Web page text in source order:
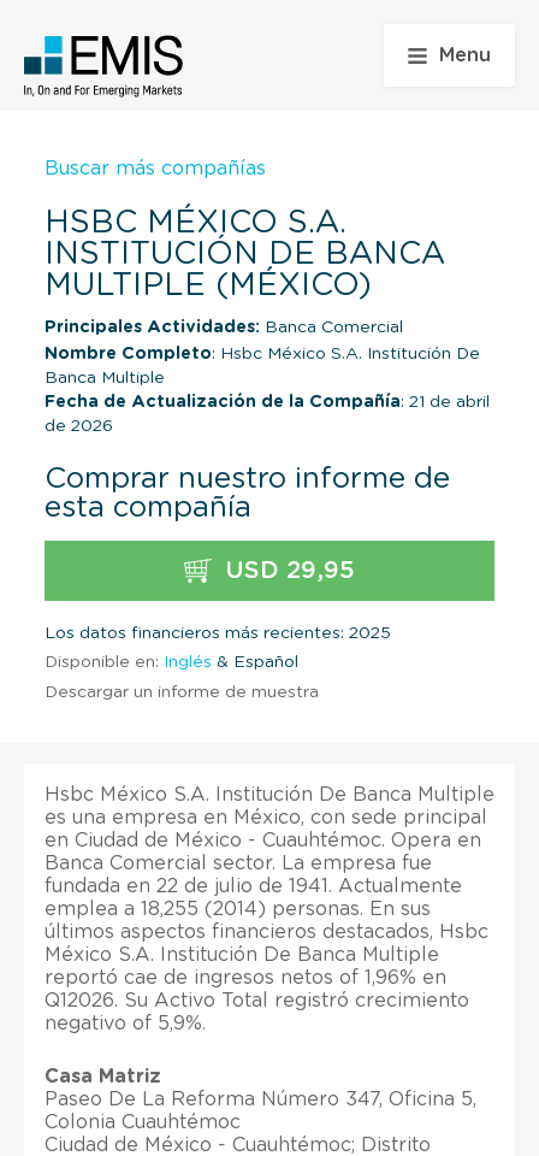
Menu
Buscar más compañías
HSBC MÉXICO S.A.
INSTITUCIÓN DE BANCA
MULTIPLE (MÉXICO)
Principales Actividades: Banca Comercial
Nombre Completo: Hsbc México S.A. Institución De
Banca Multiple
Fecha de Actualización de la Compañía: 21 de abril
de 2026
Comprar nuestro informe de
esta compañía
USD 29,95
Los datos financieros más recientes: 2025
Disponible en: Inglés & Español
Descargar un informe de muestra
Hsbc México S.A. Institución De Banca Multiple
es una empresa en México, con sede principal
en Ciudad de México - Cuauhtémoc. Opera en
Banca Comercial sector. La empresa fue
fundada en 22 de julio de 1941. Actualmente
emplea a 18,255 (2014) personas. En sus
últimos aspectos financieros destacados, Hsbc
México S.A. Institución De Banca Multiple
reportó cae de ingresos netos of 1,96% en
Q12026. Su Activo Total registró crecimiento
negativo of 5,9%.
Casa Matriz
Paseo De La Reforma Número 347, Oficina 5,
Colonia Cuauhtémoc
Ciudad de México - Cuauhtémoc; Distrito